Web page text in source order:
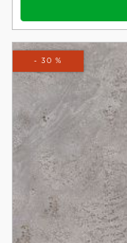
- 30 %